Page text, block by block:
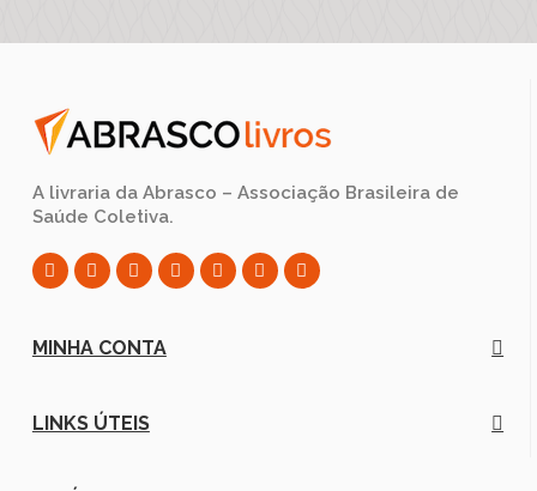
A livraria da Abrasco – Associação Brasileira de
Saúde Coletiva.
MINHA CONTA
LINKS ÚTEIS